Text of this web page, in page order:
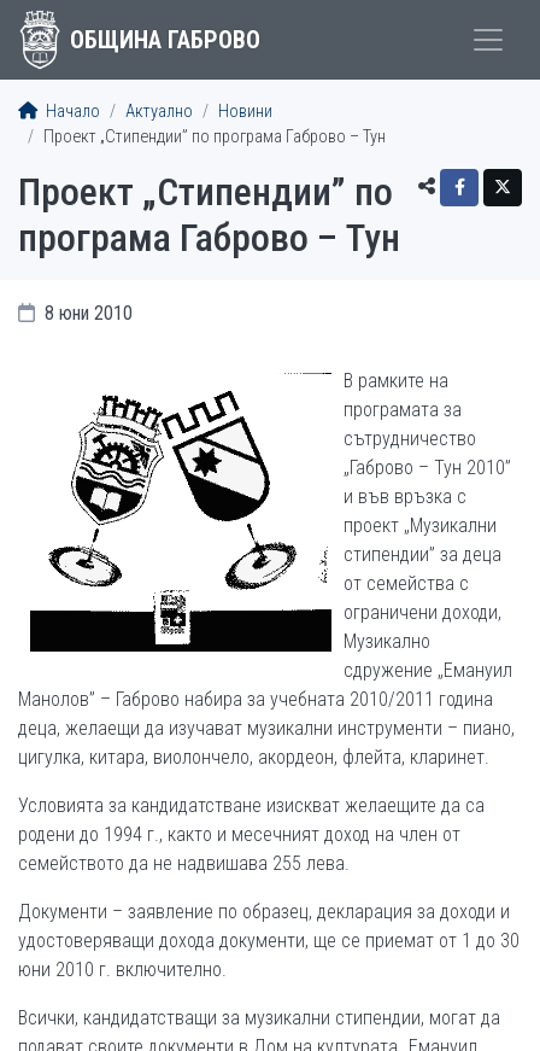
ОБЩИНА ГАБРОВО
Начало Актуално
Новини
Проект „Стипендии” по програма Габрово – Тун
Проект „Стипендии” по
програма Габрово – Тун
8 юни 2010
В рамките на
програмата за
сътрудничество
„Габрово – Тун 2010”
и във връзка с
проект „Музикални
стипендии” за деца
от семейства с
ограничени доходи,
Музикално
сдружение „Емануил
Манолов” – Габрово набира за учебната 2010/2011 година
деца, желаещи да изучават музикални инструмeнти – пиано,
цигулка, китара, виолончело, акордеон, флейта, кларинет.
Условията за кандидатстване изискват желаещите да са
родени до 1994 г., както и месечният доход на член от
семейството да не надвишава 255 лeвa.
Документи – заявление по образец, декларация за доходи и
удостоверяващи дохода документи, ще се приемат от 1 до 30
юни 2010 г. включително.
Всички, кандидатстващи за музикални стипендии, могат да